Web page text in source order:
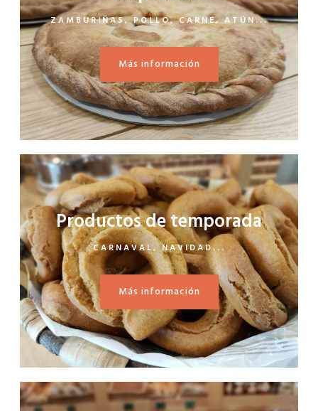
ZAMBURIÑAS, POLLO, CARNE, ATÚN...
Más información
Productos de temporada
CARNAVAL, NAVIDAD...
Más información